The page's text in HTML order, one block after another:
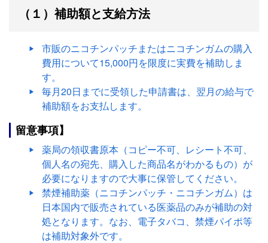
（１）補助額と支給方法
市販のニコチンパッチまたはニコチンガムの購入
費用について15,000円を限度に実費を補助しま
す。
毎月20日までに受領した申請書は、翌月の給与で
補助額をお支払します。
留意事項】
薬局の領収書原本（コピー不可、レシート不可、
個人名の宛先、購入した商品名がわかるもの）が
必要になりますので大事に保管してください。
禁煙補助薬（ニコチンパッチ・ニコチンガム）は
日本国内で販売されている医薬品のみが補助の対
処となります。なお、電子タバコ、禁煙パイポ等
は補助対象外です。